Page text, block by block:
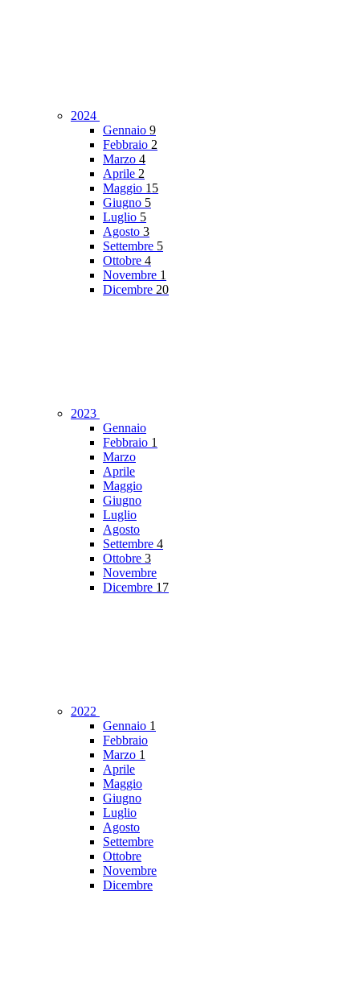
2024
Gennaio 9
Febbraio 2
Marzo 4
Aprile 2
Maggio 15
Giugno 5
Luglio 5
Agosto 3
Settembre 5
Ottobre 4
Novembre 1
Dicembre 20
2023
Gennaio
Febbraio 1
Marzo
Aprile
Maggio
Giugno
Luglio
Agosto
Settembre 4
Ottobre 3
Novembre
Dicembre 17
2022
Gennaio 1
Febbraio
Marzo 1
Aprile
Maggio
Giugno
Luglio
Agosto
Settembre
Ottobre
Novembre
Dicembre